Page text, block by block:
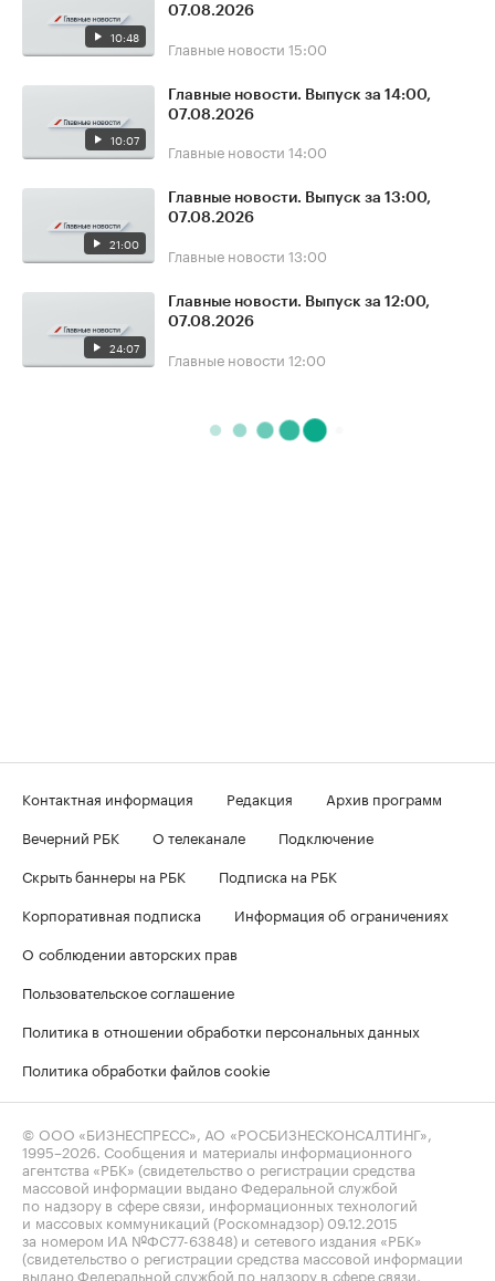
10:48
07.08.2026
Главные новости 15:00
10:07
Главные новости. Выпуск за 14:00,
07.08.2026
Главные новости 14:00
21:00
Главные новости. Выпуск за 13:00,
07.08.2026
Главные новости 13:00
24:07
Главные новости. Выпуск за 12:00,
07.08.2026
Главные новости 12:00
Контактная информация Редакция
Архив программ
Вечерний РБК
О телеканале
Подключение
Скрыть баннеры на РБК
Подписка на РБК
Корпоративная подписка
Информация об ограничениях
О соблюдении авторских прав
Пользовательское соглашение
Политика в отношении обработки персональных данных
Политика обработки файлов cookie
© ООО «БИЗНЕСПРЕСС», АО «РОСБИЗНЕСКОНСАЛТИНГ»,
1995–2026 . Сообщения и материалы информационного
агентства «РБК» (свидетельство о регистрации средства
массовой информации выдано Федеральной службой
по надзору в сфере связи, информационных технологий
и массовых коммуникаций (Роскомнадзор) 09.12.2015
за номером ИА №ФС77-63848) и сетевого издания «РБК»
(свидетельство о регистрации средства массовой информации
выдано Федеральной службой по надзору в сфере связи,